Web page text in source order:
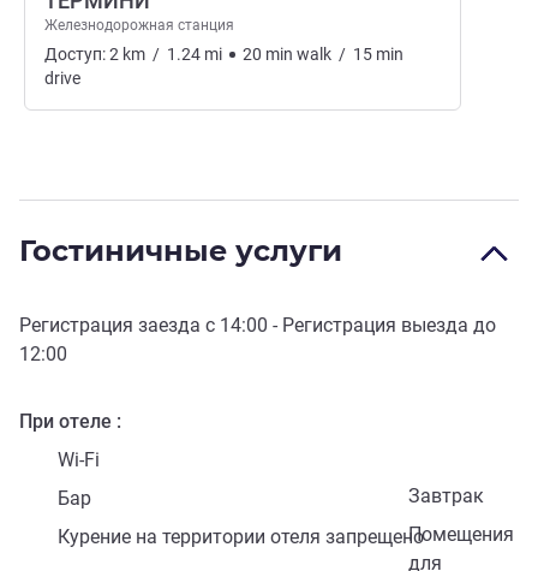
Железнодорожная станция
Доступ:2 km / 1.24 mi 20 min walk / 15 min
drive
Гостиничные услуги
Регистрация заезда с 14:00 - Регистрация выезда до
12:00
При отеле
Wi-Fi
Завтрак
Бар
Помещения
для
Курение на территории отеля запрещено